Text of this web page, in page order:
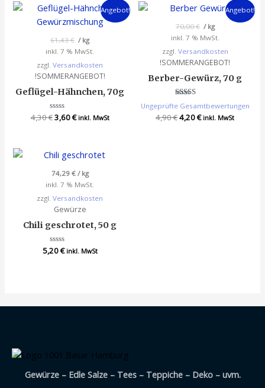
Angebot!
61,43€ / kg
inkl. 7 % MwSt.
zzgl.Versandkosten
!SOMMERANGEBOT!
Geflügel-Hähnchen, 70g
Bewertet
mit
4,30€3,60€ inkl. MwSt
Angebot!
70,00€ / kg
inkl. 7 % MwSt.
zzgl. Versandkosten
!SOMMERANGEBOT!
Berber-Gewürz, 70 g
Bewertet
mit
4.00
von 5
Ungeprüfte Gesamtbewertungen
4,90€4,20€ inkl. MwSt
74,29 €/ kg
inkl. 7 % MwSt.
zzgl.Versandkosten
Gewürze
Chili geschrotet, 50 g
Bewertet
5,20€ inkl. MwSt
Gewürze – Edle Salze – Tees – Teppiche – Deko – uvm.